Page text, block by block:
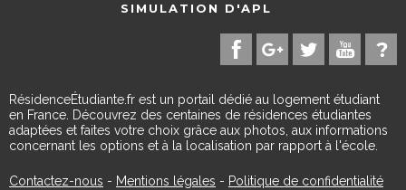
SIMULATION D'APL
RésidenceÉtudiante.fr est un portail dédié au logement étudiant
en France. Découvrez des centaines de résidences étudiantes
adaptées et faites votre choix grâce aux photos, aux informations
concernant les options et à la localisation par rapport à l'école.
Contactez-nous - Mentions légales - Politique de confidentialité